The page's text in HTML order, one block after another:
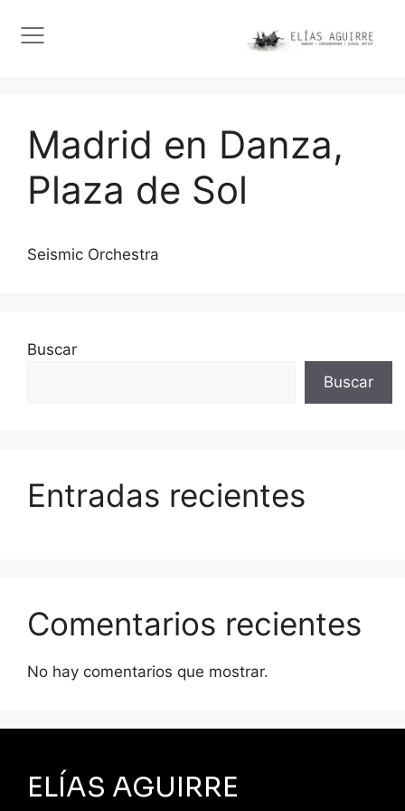
Madrid en Danza,
Plaza de Sol
Seismic Orchestra
Buscar
Buscar
Entradas recientes
Comentarios recientes
No hay comentarios que mostrar.
ELÍAS AGUIRRE